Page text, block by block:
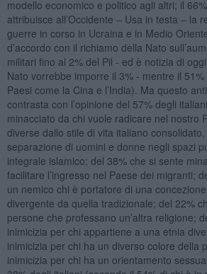
modello economico e politico agli altri; il
attribuisce all’Occidente ‒ Usa in testa ‒ la
guerre in corso in Ucraina e in Medio
d’accordo con il richiamo della Nato
militari fino al 2% del Pil - ed è notizia di
Nato vorrebbe imporre il 3% - mentre il 51%
Paesi come la Cina e l’India). Ma questo
contrasta con l’opinione del 57% degli
minacciato da chi vuole radicare nel nostro
diverse dallo stile di vita italiano
separazione di uomini e donne negli spazi
integrale islamico; del 38% che si sente
facilitare l’ingresso nel Paese dei migranti;
un nemico chi è portatore di una
divergente da quella tradizionale; del 22%
persone che professano un’altra religione;
inimicizia per chi appartiene a una etnia
inimicizia per chi ha un diverso colore della
inimicizia per chi ha un orientamento